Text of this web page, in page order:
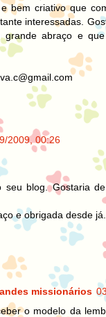
bem criativo que
interessadas.
grande abraço e
2009, 00:26
seu blog. Gostaria
e obrigada desde já.
missionários
o modelo da